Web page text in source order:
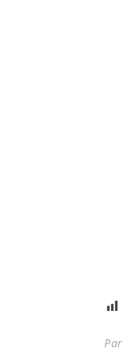
Par